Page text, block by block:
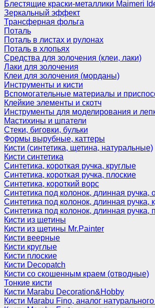
Блестящие краски-металлики Maimeri
Зеркальный эффект
Трансферная фольга
Поталь
Поталь в листах и рулонах
Поталь в хлопьях
Средства для золочения (клеи, лаки)
Лаки для золочения
Клеи для золочения (морданы)
Инструменты и кисти
Вспомогательные материалы и
Клейкие элементы и скотч
Инструменты для моделирования и
Мастихины и шпатели
Стеки, биговки, бульки
Формы вырубные, каттеры
Кисти (синтетика, щетина, натуральные)
Кисти синтетика
Синтетика, короткая ручка, круглые
Синтетика, короткая ручка, плоские
Синтетика, короткий ворс
Синтетика под колонок, длинная ручка,
Синтетика под колонок, длинная ручка,
Синтетика под колонок, длинная ручка,
Кисти из щетины
Кисти из щетины Mr.Painter
Кисти веерные
Кисти круглые
Кисти плоские
Кисти Decopatch
Кисти со скошенным краем (отводные)
Тонкие кисти
Кисти Marabu Decoration&Hobby
Кисти Marabu Fino, аналог